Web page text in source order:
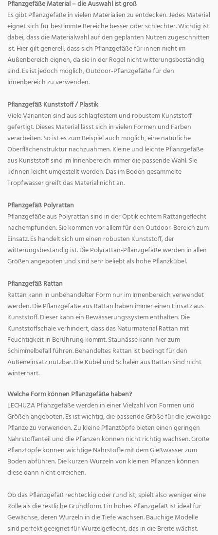
Pflanzgefäße Material – die Auswahl ist groß
Es gibt Pflanzgefäße in vielen Materialien zu entdecken. Jedes Material
eignet sich für bestimmte Bereiche besser oder schlechter. Wichtig ist
dabei, dass die Materialwahl auf den geplanten Nutzen zugeschnitten
ist. Hier gilt generell, dass sich Pflanzgefäße für innen nicht im
Außenbereich eignen, da sie in der Regel nicht witterungsbeständig
sind. Es ist jedoch möglich, Outdoor-Pflanzgefäße für den
Innenbereich zu verwenden.
Pflanzgefäß Kunststoff / Plastik
Viele Varianten sind aus schlagfestem und robustem Kunststoff
gefertigt. Dieses Material lässt sich in vielen Formen und Farben
verarbeiten. So ist es zum Beispiel auch möglich, eine natürliche
Oberflächenstruktur nachzuahmen. Kleine und leichte Pflanzgefäße
aus Kunststoff sind im Innenbereich immer die passende Wahl. Sie
können leicht umgestellt werden. Das im Boden gesammelte
Tropfwasser greift das Material nicht an.
Pflanzgefäß Polyrattan
Pflanzgefäße aus Polyrattan sind in der Optik echtem Rattangeflecht
nachempfunden. Sie kommen vor allem für den Outdoor-Bereich zum
Einsatz. Es handelt sich um einen robusten Kunststoff, der
witterungsbeständig ist. Die Polyrattan-Pflanzgefäße werden in allen
Größen angeboten und sind sehr beliebt als hohe Pflanzkübel.
Pflanzgefäß Rattan
Rattan kann in unbehandelter Form nur im Innenbereich verwendet
werden. Die Pflanzgefäße aus Rattan haben immer einen Einsatz aus
Kunststoff. Dieser kann ein Bewässerungssystem enthalten. Die
Kunststoffschale verhindert, dass das Naturmaterial Rattan mit
Feuchtigkeit in Berührung kommt. Staunässe kann hier zum
Schimmelbefall führen. Behandeltes Rattan ist bedingt für den
Außeneinsatz nutzbar. Die Kübel und Schalen aus Rattan sind nicht
winterhart.
Welche Form können Pflanzgefäße haben?
LECHUZA Pflanzgefäße werden in einer Vielzahl von Formen und
Größen angeboten. Es ist wichtig, die passende Größe für die jeweilige
Pflanze zu verwenden. Zu kleine Pflanztöpfe bieten einen geringen
Nährstoffanteil und die Pflanzen können nicht richtig wachsen. Große
Pflanztöpfe können wichtige Nährstoffe mit dem Gießwasser zum
Boden abführen. Die kurzen Wurzeln von kleinen Pflanzen können
diese dann nicht erreichen.
Ob das Pflanzgefäß rechteckig oder rund ist, spielt also weniger eine
Rolle als die restliche Grundform. Ein hohes Pflanzgefäß ist ideal für
Gewächse, deren Wurzeln in die Tiefe wachsen. Bauchige Modelle
sind perfekt geeignet für Wurzelgeflecht, das in die Breite wächst.